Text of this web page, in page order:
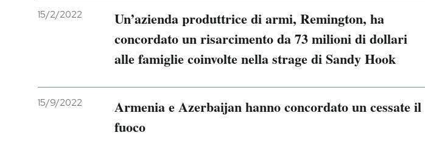
15/2/2022
Un’azienda produttrice di armi, Remington, ha
concordato un risarcimento da 73 milioni di dollari
alle famiglie coinvolte nella strage di Sandy Hook
15/9/2022
Armenia e Azerbaijan hanno concordato un cessate il
fuoco